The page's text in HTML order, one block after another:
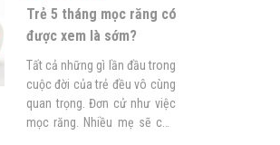
Trẻ 5 tháng mọc răng có
được xem là sớm?
Tất cả những gì lần đầu trong
cuộc đời của trẻ đều vô cùng
quan trọng. Đơn cử như việc
mọc răng. Nhiều mẹ sẽ còn